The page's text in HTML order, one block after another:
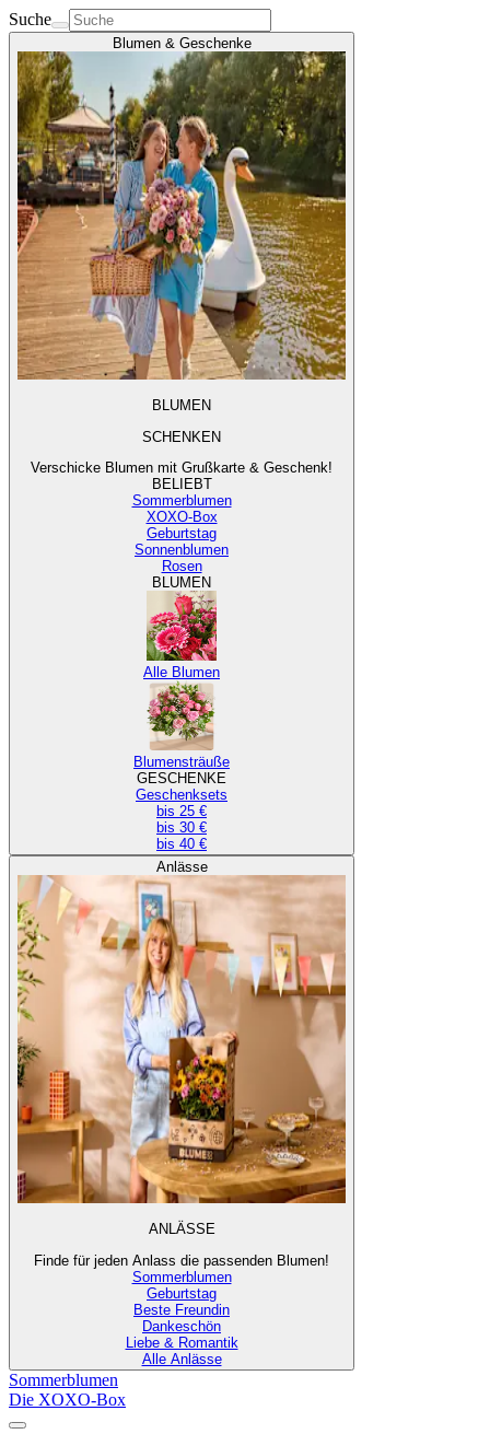
Suche
Blumen & Geschenke
BLUMEN
SCHENKEN
Verschicke Blumen mit Grußkarte & Geschenk!
BELIEBT
Sommerblumen
XOXO-Box
Geburtstag
Sonnenblumen
Rosen
BLUMEN
Alle Blumen
Blumensträuße
GESCHENKE
Geschenksets
bis 25 €
bis 30 €
bis 40 €
Anlässe
ANLÄSSE
Finde für jeden Anlass die passenden Blumen!
Sommerblumen
Geburtstag
Beste Freundin
Dankeschön
Liebe & Romantik
Alle Anlässe
Sommerblumen
Die XOXO-Box